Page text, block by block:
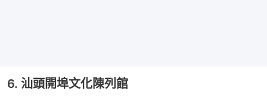
6. 汕頭開埠文化陳列館